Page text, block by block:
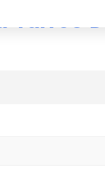
Tarros